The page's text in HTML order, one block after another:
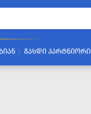
ᲒᲐᲮᲓᲘ ᲞᲐᲠᲢᲜᲘᲝᲠᲘ